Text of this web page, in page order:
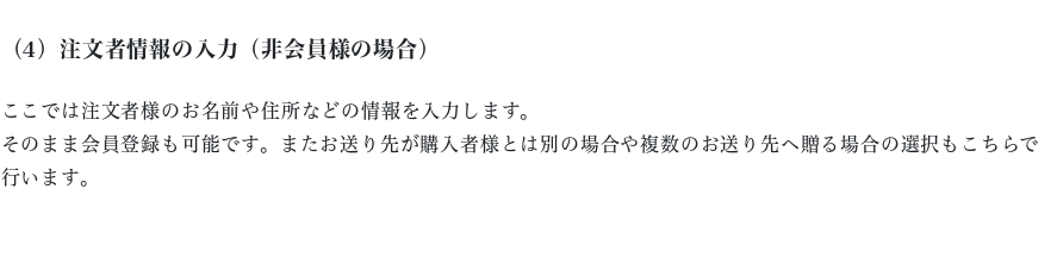
（4）注文者情報の入力（非会員様の場合）
ここでは注文者様のお名前や住所などの情報を入力します。
そのまま会員登録も可能です。またお送り先が購入者様とは別の場合や複数のお送り先へ贈る場合の選択もこちらで
行います。